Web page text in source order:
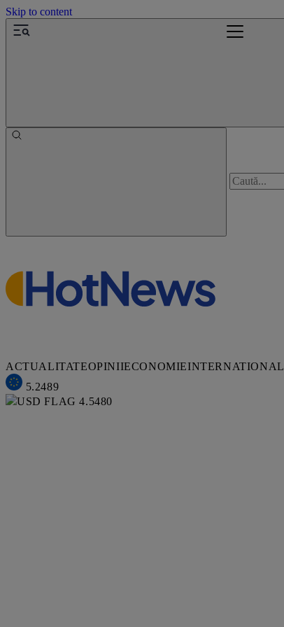
Skip to content
ACTUALITATEOPINIIECONOMIEINTERNATIONAL
5.2489
4.5480